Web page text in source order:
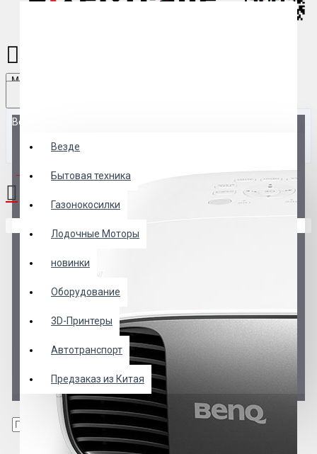
Menu
Везде
Везде
Бытовая техника
Газонокосилки
Лодочные Моторы
новинки
Оборудование
3D-Принтеры
Автотранспорт
Предзаказ из Китая
0 товар(ов) - 0 р.